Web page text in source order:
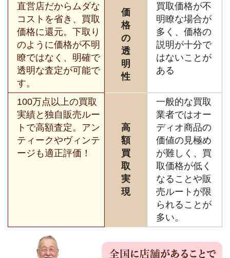
直営店だからムダな
コストを省き、買取
価格に還元。下取り
のように価格が不明
瞭ではなく、明確で
透明な査定が可能で
す。
価
格
の
透
明
性
買取価格が不
明瞭な場合が
多く、価格の
説明が十分で
はないことが
ある
100万点以上の買取
実績と独自販売ルー
トで高額査定。アン
ティークやヴィンテ
ージも適正評価！
高
額
買
取
実
現
一般的な買取
業者ではオー
ディオ商品の
価値の見極め
が難しく、買
取価格が低く
なることや販
売ルートが限
られることが
多い。